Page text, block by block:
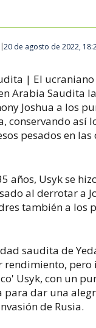
20 de agosto de 2022,
| El
Arabia Saudita
Joshua a los
conservando así
pesados en las
años, Usyk se
al derrotar a
también a los
saudita de
rendimiento, pero
Usyk, con un
para dar una
de Rusia.